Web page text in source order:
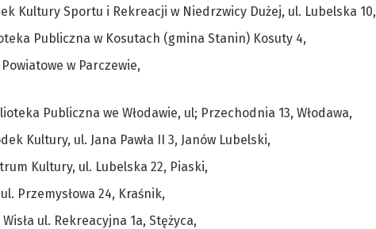
Kultury Sportu i Rekreacji w Niedrzwicy Dużej, ul. Lubelska 10,
Publiczna w Kosutach (gmina Stanin) Kosuty 4,
w Parczewie,
Publiczna we Włodawie, ul; Przechodnia 13, Włodawa,
Kultury, ul. Jana Pawła II 3, Janów Lubelski,
Kultury, ul. Lubelska 22, Piaski,
Przemysłowa 24, Kraśnik,
ul. Rekreacyjna 1a, Stężyca,